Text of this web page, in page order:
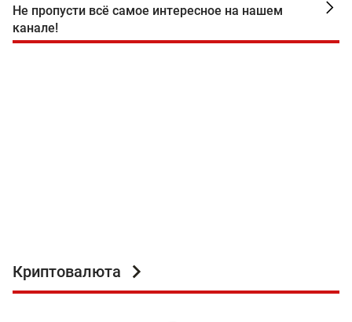
Не пропусти всё самое интересное на нашем
канале!
Криптовалюта